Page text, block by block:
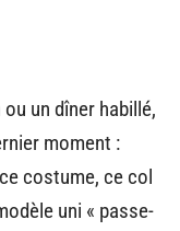
un dîner habillé,
moment :
costume, ce col
uni « passe-